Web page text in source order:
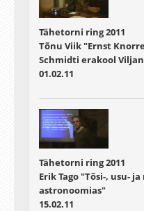
Tähetorni ring 2011
Tõnu Viik "Ernst
Schmidti erakool
01.02.11
Tähetorni ring 2011
Erik Tago "Tõsi-, usu-
astronoomias"
15.02.11